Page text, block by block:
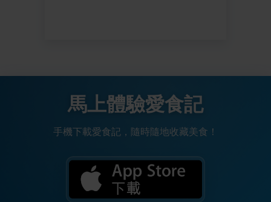
馬上體驗愛食記
手機下載愛食記，隨時隨地收藏美食！